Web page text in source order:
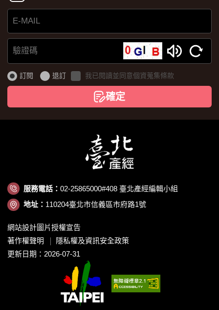
MAIL
證
碼
訂閱 退訂 我已閱讀並同意個資蒐集條款
確定
服務電話： 02-25865000#408 臺北產經編輯小組
地址： 110204臺北市信義區市府路1號
網站設計圖片授權宣告
著作權聲明
隱私權及資訊安全政策
更新日期：2026-07-31